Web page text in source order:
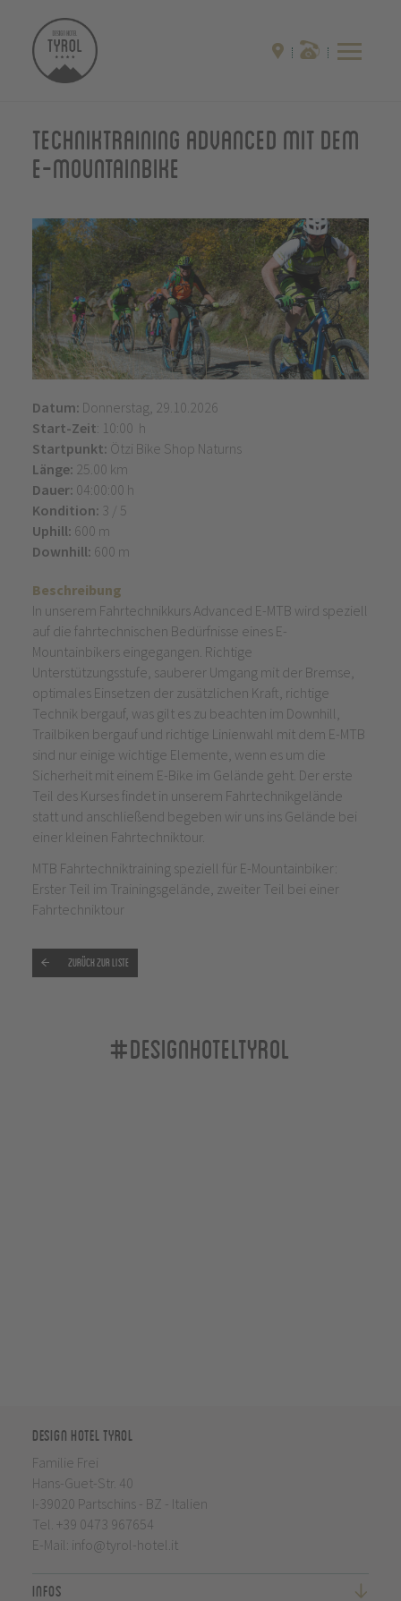
Techniktraining Advanced mit dem
E-Mountainbike
Datum: Donnerstag, 29.10.2026
Start-Zeit: 10:00 h
Startpunkt: Ötzi Bike Shop Naturns
Länge: 25.00 km
Dauer: 04:00:00 h
Kondition: 3 / 5
Uphill: 600 m
Downhill: 600 m
Beschreibung
In unserem Fahrtechnikkurs Advanced E-MTB wird speziell
auf die fahrtechnischen Bedürfnisse eines E-
Mountainbikers eingegangen. Richtige
Unterstützungsstufe, sauberer Umgang mit der Bremse,
optimales Einsetzen der zusätzlichen Kraft, richtige
Technik bergauf, was gilt es zu beachten im Downhill,
Trailbiken bergauf und richtige Linienwahl mit dem E-MTB
sind nur einige wichtige Elemente, wenn es um die
Sicherheit mit einem E-Bike im Gelände geht. Der erste
Teil des Kurses findet in unserem Fahrtechnikgelände
statt und anschließend begeben wir uns ins Gelände bei
einer kleinen Fahrtechniktour.
MTB Fahrtechniktraining speziell für E-Mountainbiker:
Erster Teil im Trainingsgelände, zweiter Teil bei einer
Fahrtechniktour
Zurück zur Liste
#designhoteltyrol
Design Hotel Tyrol
Familie Frei
Hans-Guet-Str. 40
I-39020 Partschins - BZ - Italien
Tel. +39 0473 967654
E-Mail: info@tyrol-hotel.it
Infos